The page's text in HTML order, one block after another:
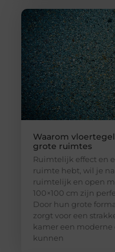
Waarom
grote ruimtes
Ruimtelijk effect en
ruimte hebt, wil je
ruimtelijk en open
100×100 cm zijn
Door hun grote
zorgt voor een
kamer een
kunnen